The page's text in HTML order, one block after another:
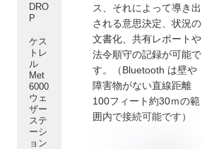
DRO
P
ケス
トレ
ル
Met
6000
ウェ
ザー
ステ
ーシ
ョン
ス、それによって導き出
される意思決定、状況の
文書化、共有レポートや
法令順守の記録が可能で
す。（Bluetooth は壁や
障害物がない直線距離
100フィート約30ｍの範
囲内で接続可能です）